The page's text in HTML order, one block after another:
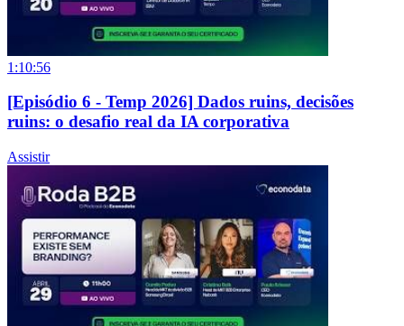
1:10:56
[Episódio 6 - Temp 2026] Dados ruins, decisões
ruins: o desafio real da IA corporativa
Assistir